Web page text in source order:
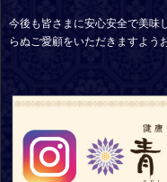
今後も皆さまに安心安全で美味
らぬご愛顧をいただきますよう